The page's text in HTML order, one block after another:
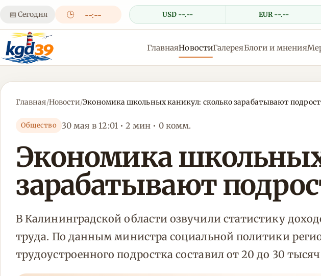
📅 Сегодня 🕒 --:-- USD --.-- EUR --.--
ГлавнаяНовостиГалереяБлоги и мнения
Главная/Новости/Экономика школьных каникул: сколько зарабатывают
Общество 30 мая в 12:01 • 2 мин • 0 комм.
Экономика
зарабатывают
В Калининградской области озвучили статистику
труда. По данным министра социальной политики
трудоустроенного подростка составил от 20 до 30